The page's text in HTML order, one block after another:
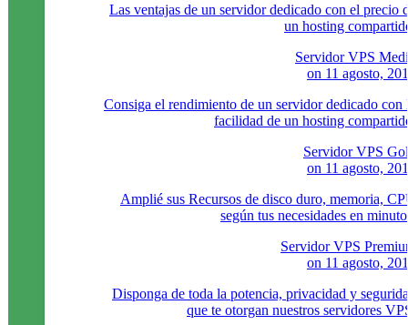
Las ventajas de un servidor dedicado con el precio
un hosting
Servidor VPS
on 11 agosto,
Consiga el rendimiento de un servidor dedicado con
facilidad de un hosting
Servidor VPS
on 11 agosto,
Amplié sus Recursos de disco duro, memoria,
según tus necesidades en
Servidor VPS
on 11 agosto,
Disponga de toda la potencia, privacidad y
que te otorgan nuestros servidores